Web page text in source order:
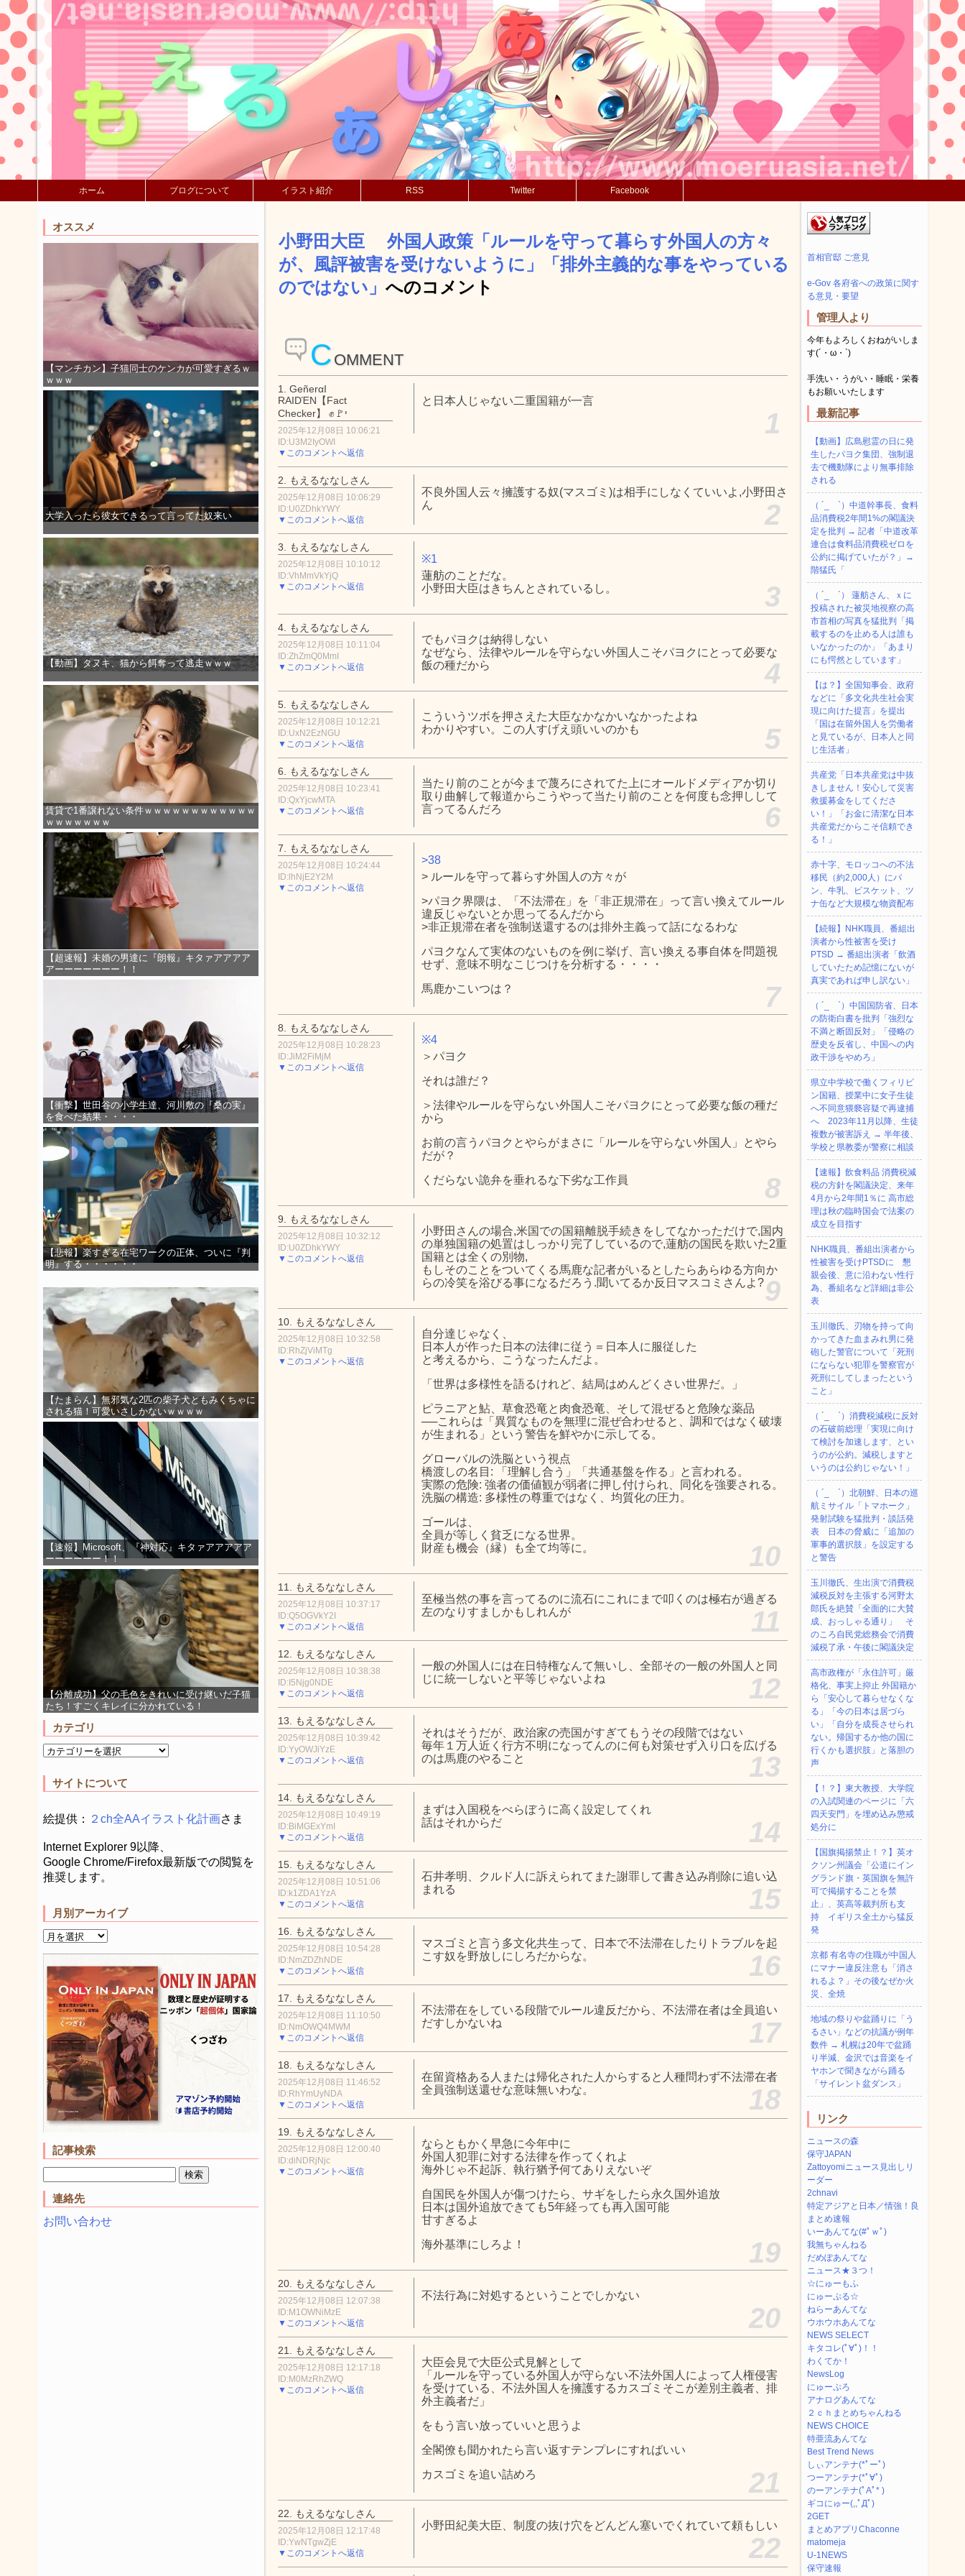
ホーム ブログについて イラスト紹介 RSS Twitter Facebook
オススメ
【マンチカン】子猫同士のケンカが可愛すぎるｗ
ｗｗｗ
大学入ったら彼女できるって言ってた奴来い
【動画】タヌキ、猫から餌奪って逃走ｗｗｗ
賃貸で1番譲れない条件ｗｗｗｗｗｗｗｗｗｗｗｗ
ｗｗｗｗｗｗｗ
【超速報】未婚の男達に『朗報』キタァアアアア
アーーーーーーー！！
【衝撃】世田谷の小学生達、河川敷の『桑の実』
を食べた結果・・・・
【悲報】楽すぎる在宅ワークの正体、ついに『判
明』する・・・・・・
【たまらん】無邪気な2匹の柴子犬ともみくちゃに
される猫！可愛いさしかないｗｗｗｗ
【速報】Microsoft、『神対応』キタァアアアアア
ーーーーーー！！
【分離成功】父の毛色をきれいに受け継いだ子猫
たち！すごくキレイに分かれている！
カテゴリ
サイトについて
絵提供： ２ch全AAイラスト化計画さま
Internet Explorer 9以降、
Google Chrome/Firefox最新版での閲覧を
推奨します。
月別アーカイブ
記事検索
連絡先
お問い合わせ
小野田大臣 外国人政策「ルールを守って暮らす外国人の方々
が、風評被害を受けないように」「排外主義的な事をやっている
のではない」 へのコメント
C OMMENT
1. GеñеrαΙ
RАIDΈΝ【Fасt
Chесkеr】 ✊🚩י
2025年12月08日 10:06:21
ID:U3M2IyOWI
▼このコメントへ返信
と日本人じゃない二重国籍が一言
1
2. もえるななしさん
2025年12月08日 10:06:29
ID:U0ZDhkYWY
▼このコメントへ返信
不良外国人云々擁護する奴(マスゴミ)は相手にしなくていいよ,小野田さ
ん
2
3. もえるななしさん
2025年12月08日 10:10:12
ID:VhMmVkYjQ
▼このコメントへ返信
※1
蓮舫のことだな。
小野田大臣はきちんとされているし。
3
4. もえるななしさん
2025年12月08日 10:11:04
ID:ZhZmQ0MmI
▼このコメントへ返信
でもパヨクは納得しない
なぜなら、法律やルールを守らない外国人こそパヨクにとって必要な
飯の種だから
4
5. もえるななしさん
2025年12月08日 10:12:21
ID:UxN2EzNGU
▼このコメントへ返信
こういうツボを押さえた大臣なかなかいなかったよね
わかりやすい。この人すげえ頭いいのかも
5
6. もえるななしさん
2025年12月08日 10:23:41
ID:QxYjcwMTA
▼このコメントへ返信
当たり前のことが今まで蔑ろにされてた上にオールドメディアか切り
取り曲解して報道からこうやって当たり前のことを何度も念押しして
言ってるんだろ
6
7. もえるななしさん
2025年12月08日 10:24:44
ID:lhNjE2Y2M
▼このコメントへ返信
>38
> ルールを守って暮らす外国人の方々が
>パヨク界隈は、「不法滞在」を「非正規滞在」って言い換えてルール
違反じゃないとか思ってるんだから
>非正規滞在者を強制送還するのは排外主義って話になるわな
パヨクなんて実体のないものを例に挙げ、言い換える事自体を問題視
せず、意味不明なこじつけを分析する・・・・
馬鹿かこいつは？
7
8. もえるななしさん
2025年12月08日 10:28:23
ID:JiM2FiMjM
▼このコメントへ返信
※4
＞パヨク
それは誰だ？
＞法律やルールを守らない外国人こそパヨクにとって必要な飯の種だ
から
お前の言うパヨクとやらがまさに「ルールを守らない外国人」とやら
だが？
くだらない詭弁を垂れるな下劣な工作員
8
9. もえるななしさん
2025年12月08日 10:32:12
ID:U0ZDhkYWY
▼このコメントへ返信
小野田さんの場合,米国での国籍離脱手続きをしてなかっただけで,国内
の単独国籍の処置はしっかり完了しているので,蓮舫の国民を欺いた2重
国籍とは全くの別物,
もしそのことをついてくる馬鹿な記者がいるとしたらあらゆる方向か
らの冷笑を浴びる事になるだろう.聞いてるか反日マスコミさんよ?9
10. もえるななしさん
2025年12月08日 10:32:58
ID:RhZjViMTg
▼このコメントへ返信
自分達じゃなく、
日本人が作った日本の法律に従う＝日本人に服従した
と考えるから、こうなったんだよ。
「世界は多様性を語るけれど、結局はめんどくさい世界だ。」
ピラニアと鮎、草食恐竜と肉食恐竜、そして混ぜると危険な薬品
──これらは「異質なものを無理に混ぜ合わせると、調和ではなく破壊
が生まれる」という警告を鮮やかに示してる。
グローバルの洗脳という視点
橋渡しの名目: 「理解し合う」「共通基盤を作る」と言われる。
実際の危険: 強者の価値観が弱者に押し付けられ、同化を強要される。
洗脳の構造: 多様性の尊重ではなく、均質化の圧力。
ゴールは、
全員が等しく貧乏になる世界。
財産も機会（縁）も全て均等に。
10
11. もえるななしさん
2025年12月08日 10:37:17
ID:Q5OGVkY2I
▼このコメントへ返信
至極当然の事を言ってるのに流石にこれにまで叩くのは極右が過ぎる
左のなりすましかもしれんが
11
12. もえるななしさん
2025年12月08日 10:38:38
ID:I5Njg0NDE
▼このコメントへ返信
一般の外国人には在日特権なんて無いし、全部その一般の外国人と同
じに統一しないと平等じゃないよね
12
13. もえるななしさん
2025年12月08日 10:39:42
ID:YyOWJiYzE
▼このコメントへ返信
それはそうだが、政治家の売国がすぎてもうその段階ではない
毎年１万人近く行方不明になってんのに何も対策せず入り口を広げる
のは馬鹿のやること
13
14. もえるななしさん
2025年12月08日 10:49:19
ID:BiMGExYmI
▼このコメントへ返信
まずは入国税をべらぼうに高く設定してくれ
話はそれからだ
14
15. もえるななしさん
2025年12月08日 10:51:06
ID:k1ZDA1YzA
▼このコメントへ返信
石井孝明、クルド人に訴えられてまた謝罪して書き込み削除に追い込
まれる
15
16. もえるななしさん
2025年12月08日 10:54:28
ID:NmZDZhNDE
▼このコメントへ返信
マスゴミと言う多文化共生って、日本で不法滞在したりトラブルを起
こす奴を野放しにしろだからな。
16
17. もえるななしさん
2025年12月08日 11:10:50
ID:NmOWQ4MWM
▼このコメントへ返信
不法滞在をしている段階でルール違反だから、不法滞在者は全員追い
だすしかないね
17
18. もえるななしさん
2025年12月08日 11:46:52
ID:RhYmUyNDA
▼このコメントへ返信
在留資格ある人または帰化された人からすると人種問わず不法滞在者
全員強制送還せな意味無いわな。
18
19. もえるななしさん
2025年12月08日 12:00:40
ID:diNDRjNjc
▼このコメントへ返信
ならともかく早急に今年中に
外国人犯罪に対する法律を作ってくれよ
海外じゃ不起訴、執行猶予何てありえないぞ
自国民を外国人が傷つけたら、サギをしたら永久国外追放
日本は国外追放できても5年経っても再入国可能
甘すぎるよ
海外基準にしろよ！
19
20. もえるななしさん
2025年12月08日 12:07:38
ID:M1OWNiMzE
▼このコメントへ返信
不法行為に対処するということでしかない
20
21. もえるななしさん
2025年12月08日 12:17:18
ID:M0MzRhZWQ
▼このコメントへ返信
大臣会見で大臣公式見解として
「ルールを守っている外国人が守らない不法外国人によって人権侵害
を受けている、不法外国人を擁護するカスゴミそこが差別主義者、排
外主義者だ」
をもう言い放っていいと思うよ
全閣僚も聞かれたら言い返すテンプレにすればいい
カスゴミを追い詰めろ
21
22. もえるななしさん
2025年12月08日 12:17:48
ID:YwNTgwZjE
▼このコメントへ返信
小野田紀美大臣、制度の抜け穴をどんどん塞いでくれていて頼もしい
22
首相官邸 ご意見
e-Gov 各府省への政策に関す
る意見・要望
管理人より
今年もよろしくおねがいしま
す(´・ω・`)
手洗い・うがい・睡眠・栄養
もお願いいたします
最新記事
【動画】広島慰霊の日に発
生したパヨク集団、強制退
去で機動隊により無事排除
される
（ ´_ゝ`）中道幹事長、食料
品消費税2年間1%の閣議決
定を批判 → 記者「中道改革
連合は食料品消費税ゼロを
公約に掲げていたが？」→
階猛氏「
（ ´_ゝ`） 蓮舫さん、ｘに
投稿された被災地視察の高
市首相の写真を猛批判「掲
載するのを止める人は誰も
いなかったのか」「あまり
にも愕然としています」
【は？】全国知事会、政府
などに「多文化共生社会実
現に向けた提言」を提出
「国は在留外国人を労働者
と見ているが、日本人と同
じ生活者」
共産党「日本共産党は中抜
きしません！安心して災害
救援募金をしてくださ
い！」「お金に清潔な日本
共産党だからこそ信頼でき
る！」
赤十字、モロッコへの不法
移民（約2,000人）にパ
ン、牛乳、ビスケット、ツ
ナ缶など大規模な物資配布
【続報】NHK職員、番組出
演者から性被害を受け
PTSD → 番組出演者「飲酒
していたため記憶にないが
真実であれば申し訳ない」
（ ´_ゝ`）中国国防省、日本
の防衛白書を批判「強烈な
不満と断固反対」「侵略の
歴史を反省し、中国への内
政干渉をやめろ」
県立中学校で働くフィリピ
ン国籍、授業中に女子生徒
へ不同意猥褻容疑で再逮捕
へ 2023年11月以降、生徒
複数が被害訴え → 半年後、
学校と県教委が警察に相談
【速報】飲食料品 消費税減
税の方針を閣議決定、来年
4月から2年間1％に 高市総
理は秋の臨時国会で法案の
成立を目指す
NHK職員、番組出演者から
性被害を受けPTSDに 懇
親会後、意に沿わない性行
為、番組名など詳細は非公
表
玉川徹氏、刃物を持って向
かってきた血まみれ男に発
砲した警官について「死刑
にならない犯罪を警察官が
死刑にしてしまったという
こと」
（ ´_ゝ`）消費税減税に反対
の石破前総理「実現に向け
て検討を加速します、とい
うのが公約。減税しますと
いうのは公約じゃない！」
（ ´_ゝ`）北朝鮮、日本の巡
航ミサイル「‌トマホーク」
発射試験を猛批判・談話発
表 日本の脅威に「追加の
軍事的選択肢」を設定する
と警告
玉川徹氏、生出演で消費税
減税反対を主張する河野太
郎氏を絶賛「全面的に大賛
成、おっしゃる通り」 そ
のころ自民党総務会で消費
減税了承・午後に閣議決定
高市政権が「永住許可」厳
格化、事実上抑止 外国籍か
ら「安心して暮らせなくな
る」「今の日本は居づら
い」「自分を成長させられ
ない。帰国するか他の国に
行くかも選択肢」と落胆の
声
【！？】東大教授、大学院
の入試関連のページに「六
四天安門」を埋め込み懲戒
処分に
【国旗掲揚禁止！？】英オ
クソン州議会「公道にイン
グランド旗・英国旗を無許
可で掲揚することを禁
止」、英高等裁判所も支
持 イギリス全土から猛反
発
京都 有名寺の住職が中国人
にマナー違反注意も「消さ
れるよ？」その後なぜか火
災、全焼
地域の祭りや盆踊りに「う
るさい」などの抗議が例年
数件 → 札幌は20年で盆踊
り半減、金沢では音楽をイ
ヤホンで聞きながら踊る
「サイレント盆ダンス」
リンク
ニュースの森
保守JAPAN
Zattoyomiニュース見出しリ
ーダー
2chnavi
特定アジアと日本／情強！良
まとめ速報
いーあんてな(#ﾟｗﾟ)
我無ちゃんねる
だめぽあんてな
ニュース★３つ！
☆にゅーもふ
にゅーぷる☆
ねらーあんてな
ウホウホあんてな
NEWS SELECT
キタコレ(ﾟ∀ﾟ)！！
わくてか！
NewsLog
にゅーぷろ
アナログあんてな
２ｃｈまとめちゃんねる
NEWS CHOICE
特亜流あんてな
Best Trend News
しぃアンテナ(*ﾟーﾟ)
つーアンテナ(*ﾟ∀ﾟ)
のーアンテナ(ﾟAﾟ* )
ギコにゅー(,,ﾟДﾟ)
2GET
まとめアプリChaconne
matomeja
U-1NEWS
保守速報